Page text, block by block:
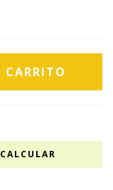
CALCULAR